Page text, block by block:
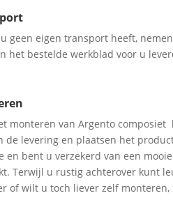
geen eigen transport heeft,
het bestelde werkblad voor u
monteren van Argento
de levering en plaatsen het
en bent u verzekerd van een
Terwijl u rustig achterover kunt
of wilt u toch liever zelf monteren,